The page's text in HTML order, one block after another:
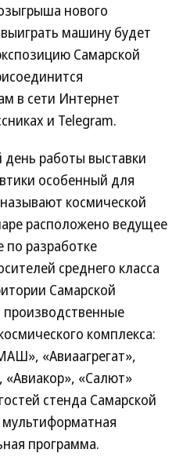
нового
машину будет
Самарской
в сети Интернет
и Telegram.
работы выставки
особенный для
космической
расположено ведущее
по разработке
среднего класса
Самарской
комплекса:
«Авиаагрегат»,
«Салют»
стенда Самарской
программа.